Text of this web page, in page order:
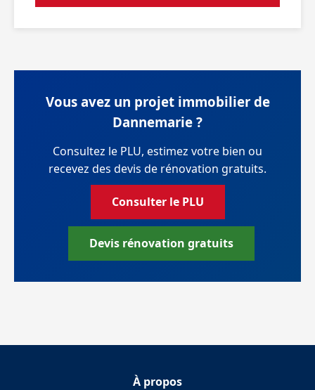
Vous avez un projet immobilier de
Dannemarie ?
Consultez le PLU, estimez votre bien ou
recevez des devis de rénovation gratuits.
Consulter le PLU
Devis rénovation gratuits
À propos